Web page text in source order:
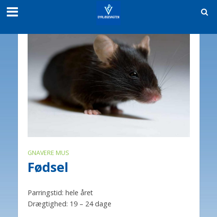
GNAVERE MUS
Fødsel
Parringstid: hele året
Drægtighed: 19 – 24 dage